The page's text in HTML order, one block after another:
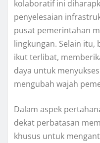
kolaboratif ini
penyelesaian
pusat pemerintahan
lingkungan. Selain itu,
ikut terlibat,
daya untuk
mengubah wajah
Dalam aspek
dekat perbatasan
khusus untuk